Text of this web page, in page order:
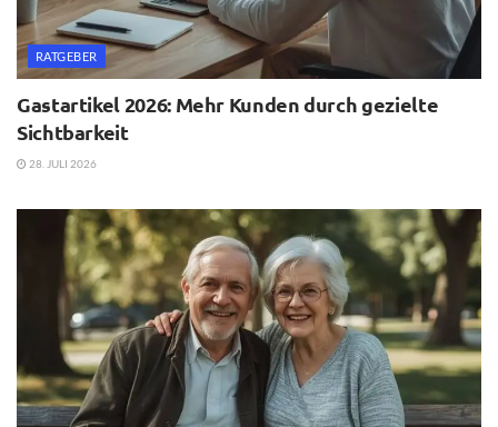
RATGEBER
Gastartikel 2026: Mehr Kunden durch gezielte
Sichtbarkeit
28. JULI 2026